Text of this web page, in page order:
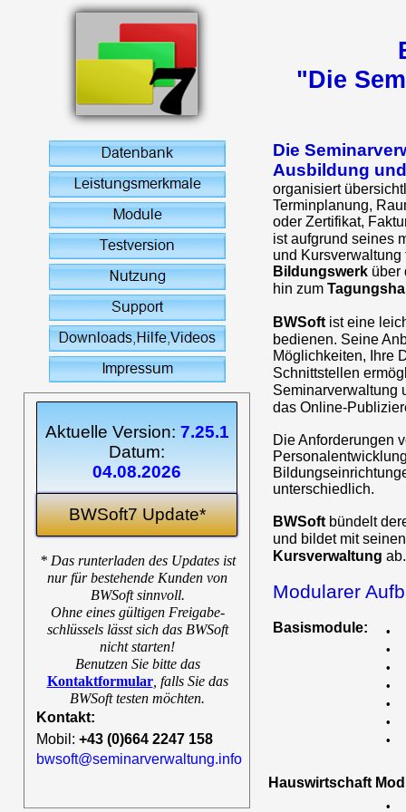
Die
Ausbildung
organisiert
Terminplanung,
oder Zertifikat,
ist aufgrund seines
und
Bildungswerk über
hin zum
BWSoft ist eine
bedienen. Seine
Möglichkeiten, Ihre
Schnittstellen
Seminarverwaltung
das Online-
Die Anforderungen
unterschiedlich.
BWSoft bündelt
und bildet mit
Kursverwaltung ab.
Modularer
Basismodule:
Aktuelle Version: 7.25.1
Datum:
04.08.2026
BWSoft7 Update*
"Die
Kontakt:
Mobil: +43 (0)664 2247 158
bwsoft@seminarverwaltung.info
* Das runterladen des Updates ist
nur für bestehende Kunden von
BWSoft sinnvoll.
Ohne eines gültigen Freigabe-
schlüssels lässt sich das BWSoft
nicht starten!
Benutzen Sie bitte das
Kontaktformular, falls Sie das
BWSoft testen möchten.
•
•
•
•
•
•
•
Hauswirtschaft
•